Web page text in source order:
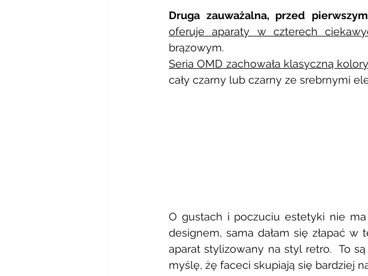
Druga zauważalna, przed
oferuje aparaty w czterech
brązowym.
Seria OMD zachowała klasyczną
cały czarny lub czarny ze srebrnymi
O gustach i poczuciu estetyki nie
designem, sama dałam się złapać w
aparat stylizowany na styl retro.  To
myślę, żę faceci skupiają się bardziej